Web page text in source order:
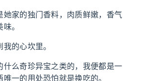
她家的独门香料，肉质鲜嫩，香气
。
的心坎里。
什么奇珍异宝之类的，我便都是一
一的用处恐怕就是换吃的。